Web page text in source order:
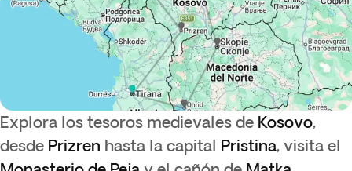
Explora los tesoros medievales de Kosovo,
desde Prizren hasta la capital Pristina, visita el